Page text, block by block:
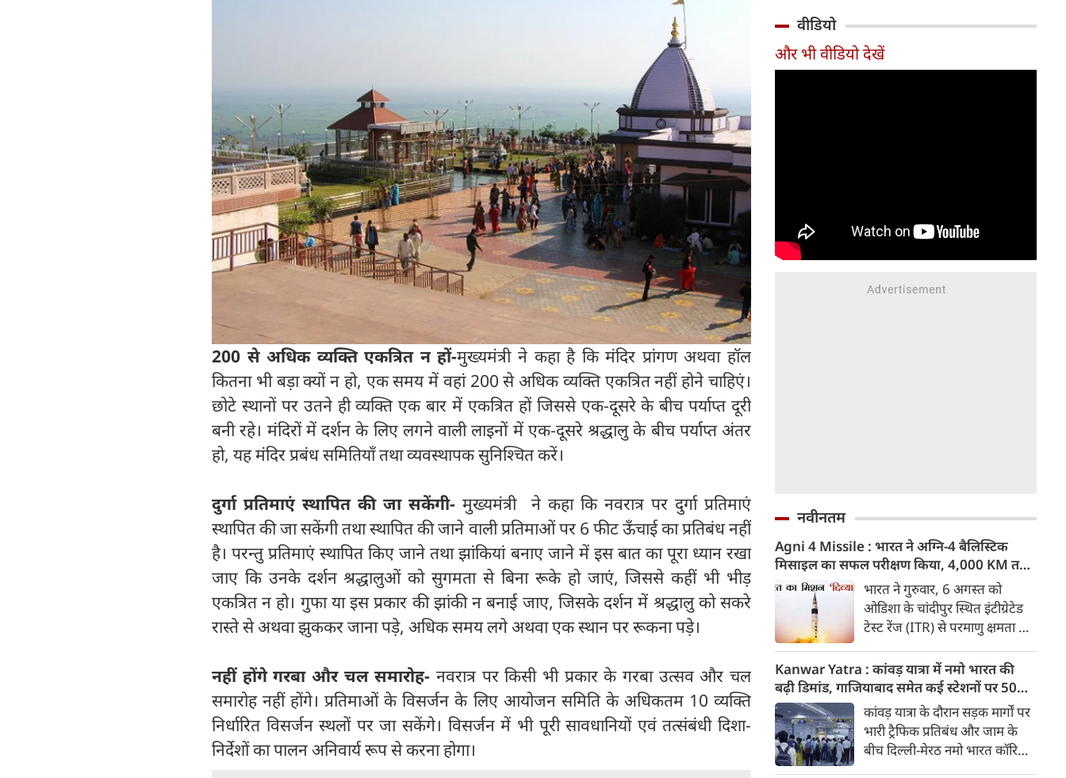
200 से अधिक व्यक्ति एकत्रित न हों-मुख्यमंत्री ने कहा है कि मंदिर प्रांगण अथवा हॉल
कितना भी बड़ा क्यों न हो, एक समय में वहां 200 से अधिक व्यक्ति एकत्रित नहीं होने चाहिएं।
छोटे स्थानों पर उतने ही व्यक्ति एक बार में एकत्रित हों जिससे एक-दूसरे के बीच पर्याप्त दूरी
बनी रहे। मंदिरों में दर्शन के लिए लगने वाली लाइनों में एक-दूसरे श्रद्धालु के बीच पर्याप्त अंतर
हो, यह मंदिर प्रबंध समितियाँ तथा व्यवस्थापक सुनिश्चित करें।
दुर्गा प्रतिमाएं स्थापित की जा सकेंगी-मुख्यमंत्री ने कहा कि नवरात्र पर दुर्गा प्रतिमाएं
स्थापित की जा सकेंगी तथा स्थापित की जाने वाली प्रतिमाओं पर 6 फीट ऊँचाई का प्रतिबंध नहीं
है। परन्तु प्रतिमाएं स्थापित किए जाने तथा झांकियां बनाए जाने में इस बात का पूरा ध्यान रखा
जाए कि उनके दर्शन श्रद्धालुओं को सुगमता से बिना रूके हो जाएं, जिससे कहीं भी भीड़
एकत्रित न हो। गुफा या इस प्रकार की झांकी न बनाई जाए, जिसके दर्शन में श्रद्धालु को सकरे
रास्ते से अथवा झुककर जाना पड़े, अधिक समय लगे अथवा एक स्थान पर रूकना पड़े।
नहीं होंगे गरबा और चल समारोह- नवरात्र पर किसी भी प्रकार के गरबा उत्सव और चल
समारोह नहीं होंगे। प्रतिमाओं के विसर्जन के लिए आयोजन समिति के अधिकतम 10 व्यक्ति
निर्धारित विसर्जन स्थलों पर जा सकेंगे। विसर्जन में भी पूरी सावधानियों एवं तत्संबंधी दिशा-
निर्देशों का पालन अनिवार्य रूप से करना होगा।
चेसिस जैसे फीचर्स मिलते हैं।
इथेनॉल मिलाने की कोई योजना नहीं
है।
वीडियो
और भी वीडियो देखें
नवीनतम
Agni 4 Missile : भारत ने अग्नि-4 बैलिस्टिक
मिसाइल का सफल परीक्षण किया, 4,000 KM तक
मारक क्षमता
भारत ने गुरुवार, 6 अगस्त को
ओडिशा के चांदीपुर स्थित इंटीग्रेटेड
टेस्ट रेंज (ITR) से परमाणु क्षमता से
मिसाइल अग्नि-4 का सफल परीक्षण
किया। रक्षा मंत्रालय के मुताबिक, यह
परीक्षण स्ट्रैटेजिक फोर्सेज कमांड
(SFC) और रक्षा अनुसंधान एवं
विकास संगठन (DRDO) की ओर से
किया गया।
Kanwar Yatra : कांवड़ यात्रा में नमो भारत की
बढ़ी डिमांड, गाजियाबाद समेत कई स्टेशनों पर 50%
तक बढ़ी यात्रियों की संख्याकांवड़ यात्रा के दौरान सड़क मार्गों पर
भारी ट्रैफिक प्रतिबंध और जाम के
बीच दिल्ली-मेरठ नमो भारत कॉरिडोर